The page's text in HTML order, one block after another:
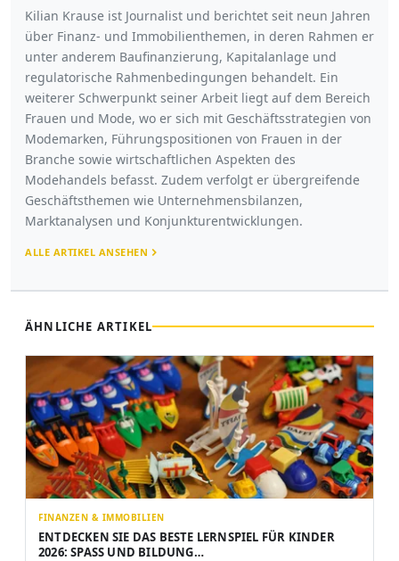
Kilian Krause ist Journalist und berichtet seit neun Jahren
über Finanz- und Immobilienthemen, in deren Rahmen er
unter anderem Baufinanzierung, Kapitalanlage und
regulatorische Rahmenbedingungen behandelt. Ein
weiterer Schwerpunkt seiner Arbeit liegt auf dem Bereich
Frauen und Mode, wo er sich mit Geschäftsstrategien von
Modemarken, Führungspositionen von Frauen in der
Branche sowie wirtschaftlichen Aspekten des
Modehandels befasst. Zudem verfolgt er übergreifende
Geschäftsthemen wie Unternehmensbilanzen,
Marktanalysen und Konjunkturentwicklungen.
ALLE ARTIKEL ANSEHEN
ÄHNLICHE ARTIKEL
FINANZEN & IMMOBILIEN
ENTDECKEN SIE DAS BESTE LERNSPIEL FÜR KINDER
2026: SPASS UND BILDUNG…